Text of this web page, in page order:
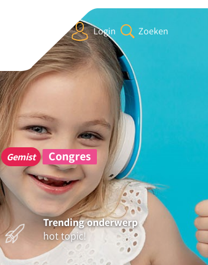
Login Zoeken
Gemist
Congres
Trending onderwerp
hot topic!